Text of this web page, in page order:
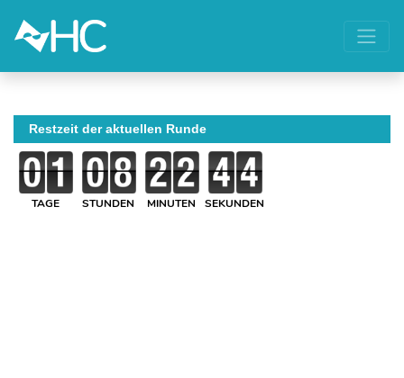
Restzeit der aktuellen Runde
TAGE STUNDEN MINUTEN SEKUNDEN